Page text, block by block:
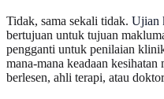
Tidak, sama sekali tidak. Ujian
bertujuan untuk tujuan
pengganti untuk penilaian
mana-mana keadaan
berlesen, ahli terapi, atau